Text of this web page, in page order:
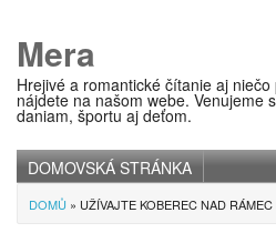
Mera
Hrejivé a romantické čítanie aj
nájdete na našom webe. Venujeme
daniam, športu aj deťom.
Main menu
DOMOVSKÁ STRÁNKA
DOMŮ » UŽÍVAJTE KOBEREC NAD